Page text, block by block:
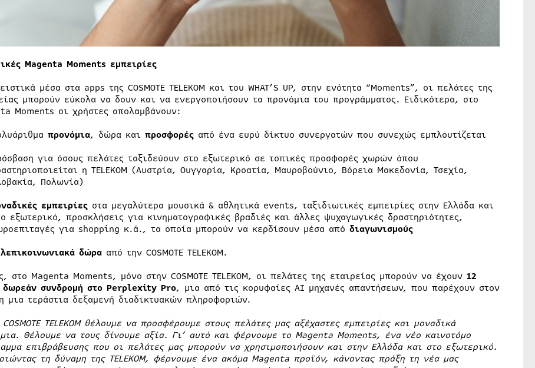
Magenta Moments εμπειρίες
μέσα στα apps της COSMOTE TELEKOΜ και του WHAT’S UP, στην ενότητα “Moments”, οι πελάτες της
μπορούν εύκολα να δουν και να ενεργοποιήσουν τα προνόμια του προγράμματος. Ειδικότερα, στο
Moments οι χρήστες απολαμβάνουν:
προνόμια, δώρα και προσφορέςαπό ένα ευρύ δίκτυο συνεργατών που συνεχώς εμπλουτίζεται
για όσους πελάτες ταξιδεύουν στο εξωτερικό σε τοπικές προσφορές χωρών όπου
η TELEKOM (Αυστρία, Ουγγαρία, Κροατία, Μαυροβούνιο, Βόρεια Μακεδονία, Τσεχία,
Πολωνία)
εμπειρίεςστα μεγαλύτερα μουσικά & αθλητικά events, ταξιδιωτικές εμπειρίες στην Ελλάδα και
εξωτερικό, προσκλήσεις για κινηματογραφικές βραδιές και άλλες ψυχαγωγικές δραστηριότητες,
για shopping κ.ά., τα οποία μπορούν να κερδίσουν μέσα από διαγωνισμούς
δώρααπό την COSMOTE TELEKOM.
στο Magenta Moments, μόνο στην COSMOTE TELEKOM, οι πελάτες της εταιρείας μπορούν να έχουν 12
δωρεάν συνδρομή στο Perplexity Pro, μια από τις κορυφαίες ΑΙ μηχανές απαντήσεων, που παρέχουν στον
μια τεράστια δεξαμενή διαδικτυακών πληροφοριών.
TELEKOM θέλουμε να προσφέρουμε στους πελάτες μας αξέχαστες εμπειρίες και μοναδικά
Θέλουμε να τους δίνουμε αξία. Γι’ αυτό και φέρνουμε τo Magenta Moments, ένα νέο καινοτόμο
επιβράβευσης που οι πελάτες μας μπορούν να χρησιμοποιήσουν και στην Ελλάδα και στο εξωτερικό.
τη δύναμη της TELEKOM, φέρνουμε ένα ακόμα Magenta προϊόν, κάνοντας πράξη τη νέα μας